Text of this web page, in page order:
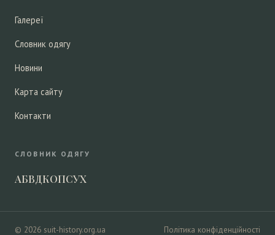
Галереї
Словник одягу
Новини
Карта сайту
Контакти
СЛОВНИК ОДЯГУ
АБВДКОПСУХ
© 2026 suit-history.org.ua Політика конфіденційності